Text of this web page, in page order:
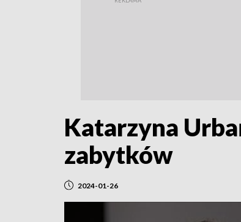
Katarzyna
zabytków
2024-01-26